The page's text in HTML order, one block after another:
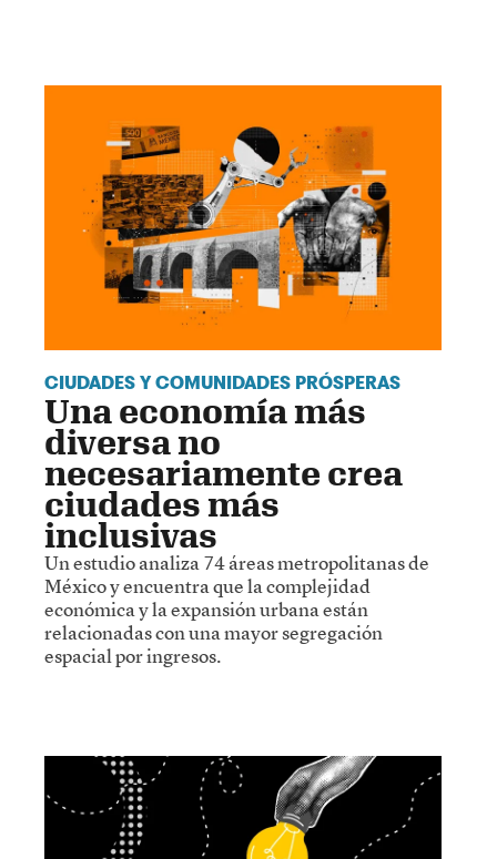
CIUDADES Y COMUNIDADES PRÓSPERAS
Una economía más
diversa no
necesariamente crea
ciudades más
inclusivas
Un estudio analiza 74 áreas metropolitanas de
México y encuentra que la complejidad
económica y la expansión urbana están
relacionadas con una mayor segregación
espacial por ingresos.